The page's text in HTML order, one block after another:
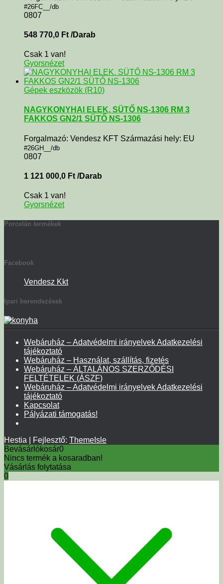
#26FC__/db
0807
548 770,0 Ft /Darab
Csak 1 van!
Gyorsnézet
Gépek eszközök (R10)
NAGYKONYHAI ELEK. SÜTŐ NS-1306 RM 3
FAKKOS GN2/1 SÜTŐ NS-1306
Forgalmazó: Vendesz KFT Származási hely: EU
#26GH__/db
0807
1 121 000,0 Ft /Darab
Csak 1 van!
Gyorsnézet
Porcelán termékek
Facebook
Vendesz Kkt
Ipari berendezések
Webáruház – Adatvédelmi irányelvek Adatkezelési
tájékoztató
Webáruház – Használat, szállítás, fizetés
Webáruház – ÁLTALÁNOS SZERZŐDÉSI
FELTÉTELEK (ÁSZF)
Webáruház – Adatvédelmi irányelvek Adatkezelési
tájékoztató
Kapcsolat
Pályázati támogatás!
Hestia | Fejlesztő: ThemeIsle
Bevásárlókosár0
Nincs termék a kosaradban!
Vásárlás folytatása
0